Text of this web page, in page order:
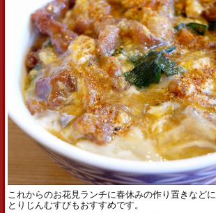
これからのお花見ランチに春休みの作り置きなどに
とりじんむすびもおすすめです。